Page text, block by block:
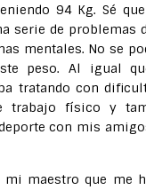
94 Kg. Sé
serie de problemas
mentales. No se
peso. Al igual
tratando con
trabajo físico y
con mis
mi maestro que me